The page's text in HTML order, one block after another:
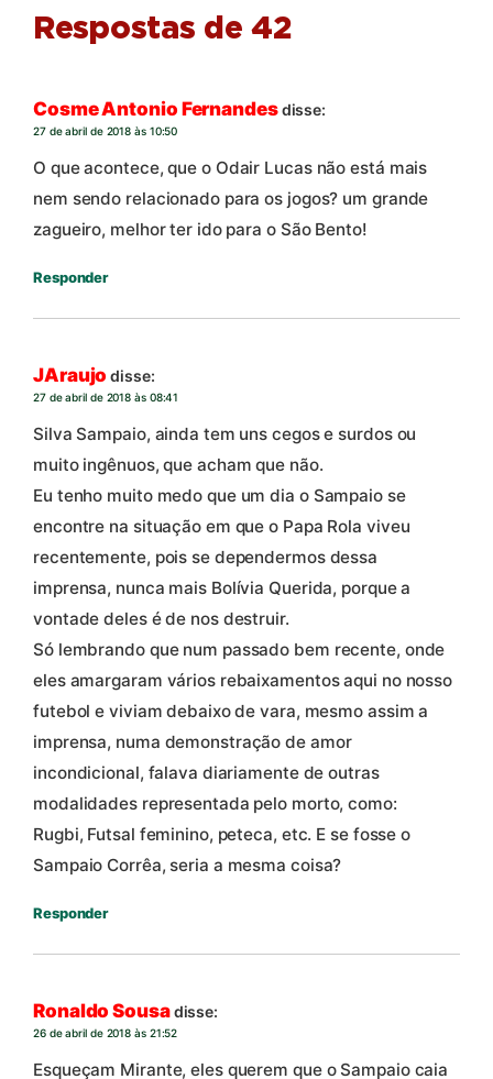
Respostas de 42
Cosme Antonio Fernandesdisse:
27 de abril de 2018 às 10:50
O que acontece, que o Odair Lucas não está mais
nem sendo relacionado para os jogos? um grande
zagueiro, melhor ter ido para o São Bento!
Responder
JAraujo disse:
27 de abril de 2018 às 08:41
Silva Sampaio, ainda tem uns cegos e surdos ou
muito ingênuos, que acham que não.
Eu tenho muito medo que um dia o Sampaio se
encontre na situação em que o Papa Rola viveu
recentemente, pois se dependermos dessa
imprensa, nunca mais Bolívia Querida, porque a
vontade deles é de nos destruir.
Só lembrando que num passado bem recente, onde
eles amargaram vários rebaixamentos aqui no nosso
futebol e viviam debaixo de vara, mesmo assim a
imprensa, numa demonstração de amor
incondicional, falava diariamente de outras
modalidades representada pelo morto, como:
Rugbi, Futsal feminino, peteca, etc. E se fosse o
Sampaio Corrêa, seria a mesma coisa?
Responder
Ronaldo Sousadisse:
26 de abril de 2018 às 21:52
Esqueçam Mirante, eles querem que o Sampaio caia